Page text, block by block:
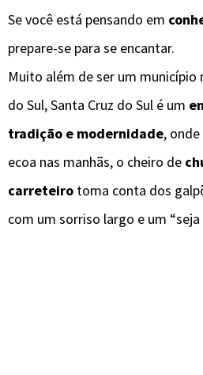
Se você está pensando em
prepare-se para se encantar.
Muito além de ser um município
do Sul, Santa Cruz do Sul é um
tradição e modernidade,
ecoa nas manhãs, o cheiro de
carreteiro toma conta dos
com um sorriso largo e um